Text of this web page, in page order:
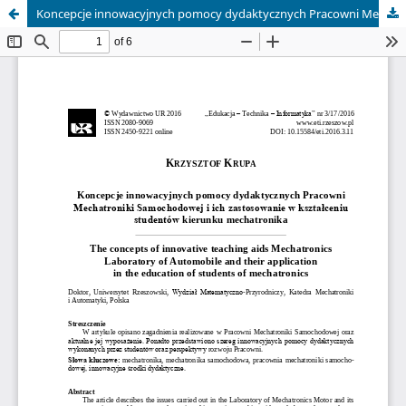
Koncepcje innowacyjnych pomocy dydaktycznych Pracowni Mechatroniki Samochodowej i ich zastosowanie w kształceniu studentów kierunku mechatronika